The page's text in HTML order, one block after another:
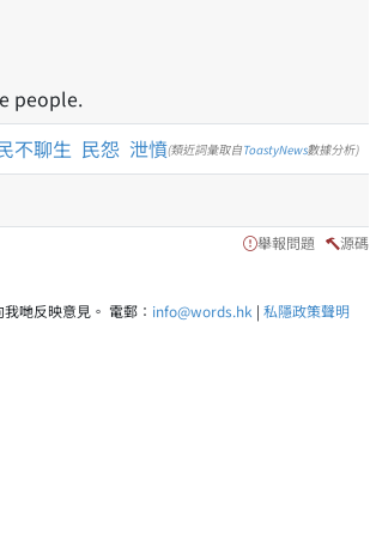
people.
不聊生 民怨 泄憤(類近詞彙取自ToastyNews數據分析)
舉報問題 源碼
哋反映意見。 電郵： info@words.hk | 私隱政策聲明